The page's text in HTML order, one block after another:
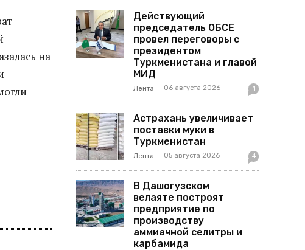
на
Действующий
председатель ОБСЕ
провел переговоры с
президентом
Туркменистана и главой
МИД
Лента 06 августа 2026 1
Астрахань увеличивает
поставки муки в
Туркменистан
Лента 05 августа 2026 4
В Дашогузском
велаяте построят
предприятие по
производству
аммиачной селитры и
карбамида